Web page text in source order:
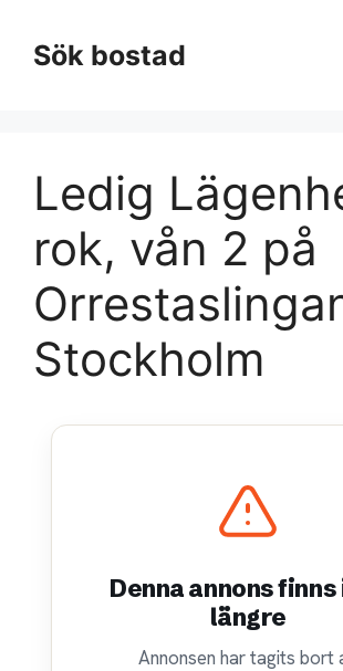
innehållSök bostad
Ledig
rok, vån 2 på
Stockholm
Denna annons
längre
Annonsen har tagits bort